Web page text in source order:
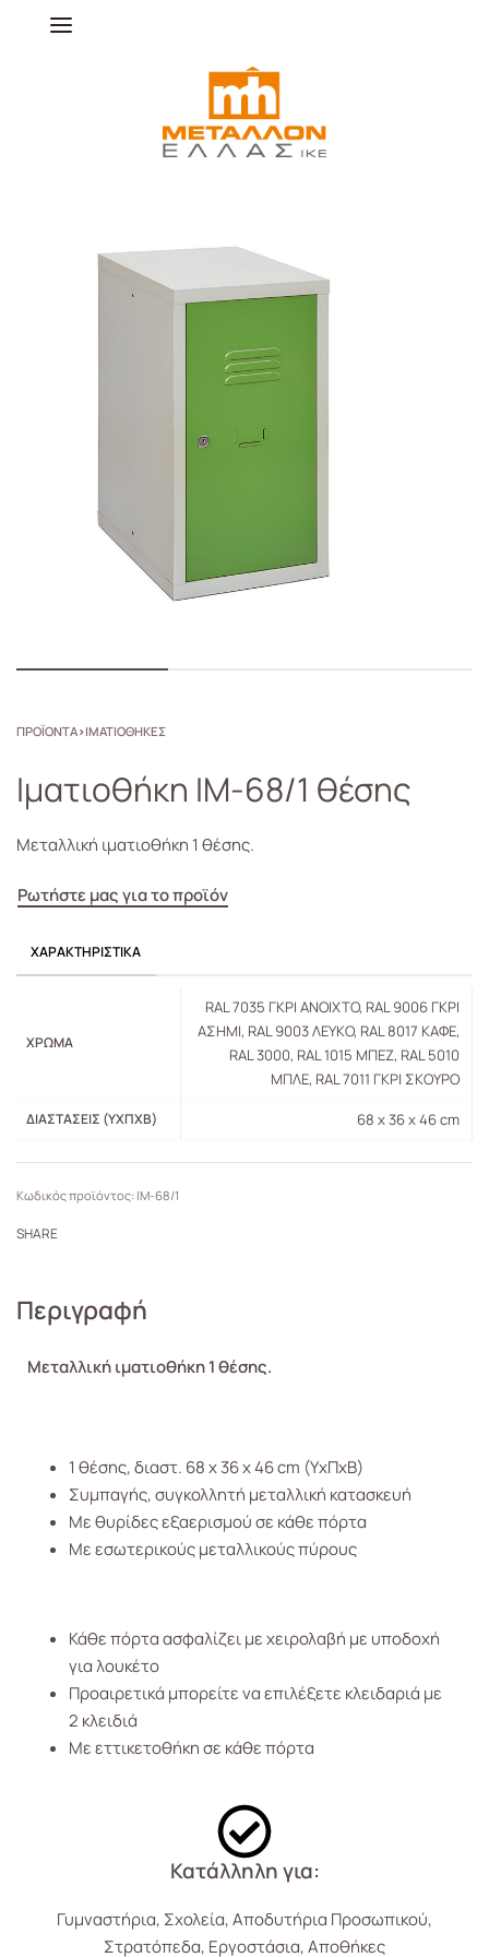
ΠΡΟΪΟΝΤΑ›ΙΜΑΤΙΟΘΗΚΕΣ
Ιματιοθήκη ΙΜ-68/1 θέσης
Μεταλλική ιματιοθήκη 1 θέσης.
Ρωτήστε μας για το προϊόν
ΧΑΡΑΚΤΗΡΙΣΤΙΚΆ
ΧΡΏΜΑ
RAL 7035 ΓΚΡΙ ΑΝΟΙΧΤΟ, RAL 9006 ΓΚΡΙ
ΑΣΗΜΙ, RAL 9003 ΛΕΥΚΟ, RAL 8017 ΚΑΦΕ,
RAL 3000, RAL 1015 ΜΠΕΖ, RAL 5010
ΜΠΛΕ, RAL 7011 ΓΚΡΙ ΣΚΟΥΡΟ
ΔΙΑΣΤΆΣΕΙΣ (ΥXΠXB) 68 x 36 x 46 cm
ΙΜ-68/1
SHARE
Περιγραφή
Μεταλλική ιματιοθήκη 1 θέσης.
1 θέσης, διαστ. 68 x 36 x 46 cm (ΥxΠxB)
Συμπαγής, συγκολλητή μεταλλική κατασκευή
Με θυρίδες εξαερισμού σε κάθε πόρτα
Με εσωτερικούς μεταλλικούς πύρους
Κάθε πόρτα ασφαλίζει με χειρολαβή με υποδοχή
για λουκέτο
Προαιρετικά μπορείτε να επιλέξετε κλειδαριά με
2 κλειδιά
Με εττικετοθήκη σε κάθε πόρτα
Κατάλληλη για:
Γυμναστήρια, Σχολεία, Αποδυτήρια Προσωπικού,
Στρατόπεδα, Εργοστάσια, Αποθήκες